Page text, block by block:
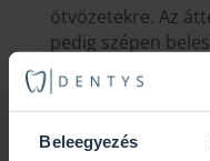
Beleegyezés
ötvözetekre. Az
pedig szépen
sokan külön meg
korszerű,
hétköznapokban
csak jól néz ki a